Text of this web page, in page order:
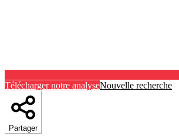
Télécharger notre analyseNouvelle recherche
Partager